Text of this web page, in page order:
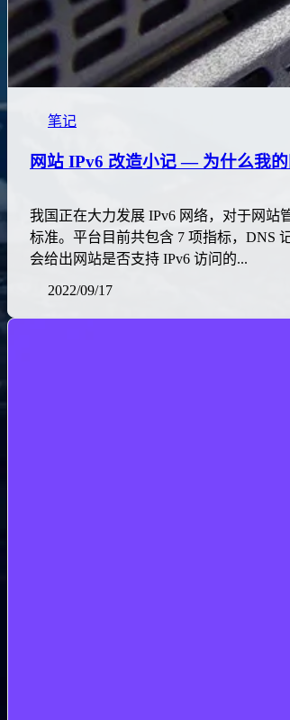
笔记
网站 IPv6 改造小记 — 为什么我
我国正在大力发展 IPv6 网络，对于网站
标准。平台目前共包含 7 项指标，DNS
会给出网站是否支持 IPv6 访问的...
2022/09/17